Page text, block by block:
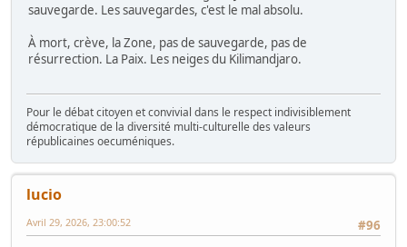
sauvegarde. Les sauvegardes, c'est le mal absolu.
À mort, crève, la Zone, pas de sauvegarde, pas de
résurrection. La Paix. Les neiges du Kilimandjaro.
Pour le débat citoyen et convivial dans le respect indivisiblement
démocratique de la diversité multi-culturelle des valeurs
républicaines oecuméniques.
lucio
#96
Avril 29, 2026, 23:00:52